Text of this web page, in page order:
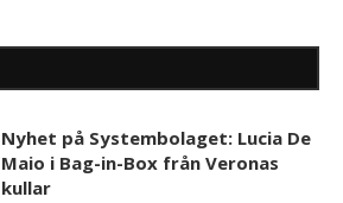
Nyhet på Systembolaget: Lucia De
Maio i Bag-in-Box från Veronas
kullar